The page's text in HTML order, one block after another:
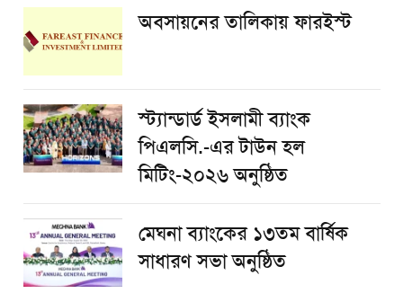
অবসায়নের তালিকায় ফারইস্ট
স্ট্যান্ডার্ড ইসলামী ব্যাংক
পিএলসি.-এর টাউন হল
মিটিং-২০২৬ অনুষ্ঠিত
মেঘনা ব্যাংকের ১৩তম বার্ষিক
সাধারণ সভা অনুষ্ঠিত